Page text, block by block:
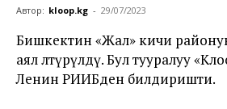
Автор: kloop.kg - 29/07/2023
Бишкектин «Жал» кичи
аял өлтүрүлдү. Бул тууралуу
Ленин РИИБден билдиришти.